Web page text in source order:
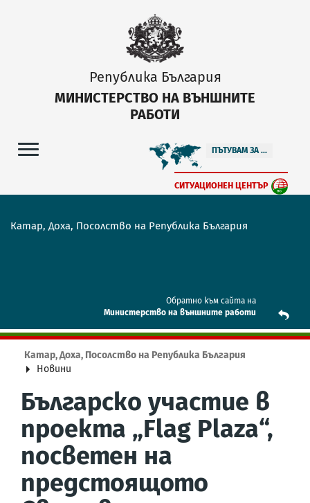
Република България
МИНИСТЕРСТВО НА ВЪНШНИТЕ
РАБОТИ
ПЪТУВАМ ЗА ...
СИТУАЦИОНЕН ЦЕНТЪР
Катар, Доха, Посолство на Република България
Обратно към сайта на
Mинистерство на външните работи
Катар, Доха, Посолство на Република България
Новини
Българско участие в
проекта „Flag Plaza“,
посветен на
предстоящото